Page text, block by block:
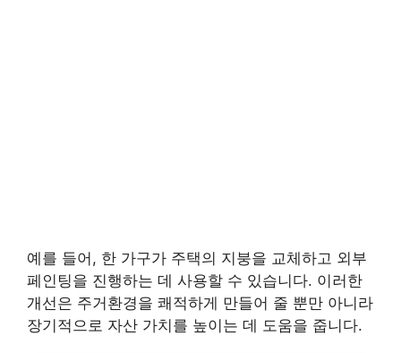
예를 들어, 한 가구가 주택의 지붕을 교체하고 외부
페인팅을 진행하는 데 사용할 수 있습니다. 이러한
개선은 주거환경을 쾌적하게 만들어 줄 뿐만 아니라
장기적으로 자산 가치를 높이는 데 도움을 줍니다.